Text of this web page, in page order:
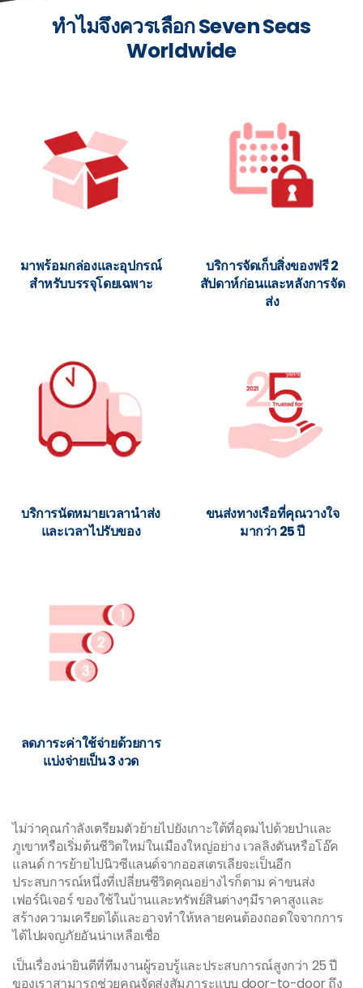
ทำไมจึงควรเลือก Seven Seas
Worldwide
มาพร้อมกล่องและอุปกรณ์
สำหรับบรรจุโดยเฉพาะ
บริการจัดเก็บสิ่งของฟรี 2
สัปดาห์ก่อนและหลังการจัด
ส่ง
บริการนัดหมายเวลานำส่ง
และเวลาไปรับของ
ขนส่งทางเรือที่คุณวางใจ
มากว่า 25 ปี
ลดภาระค่าใช้จ่ายด้วยการ
แบ่งจ่ายเป็น 3 งวด
ไม่ว่าคุณกำลังเตรียมตัวย้ายไปยังเกาะใต้ที่อุดมไปด้วยป่าและ
ภูเขาหรือเริ่มต้นชีวิตใหม่ในเมืองใหญ่อย่าง เวลลิงตันหรือโอ๊ค
แลนด์ การย้ายไปนิวซีแลนด์จากออสเตรเลียจะเป็นอีก
ประสบการณ์หนึ่งที่เปลี่ยนชีวิตคุณอย่างไรก็ตาม ค่าขนส่ง
เฟอร์นิเจอร์ ของใช้ในบ้านและทรัพย์สินต่างๆมีราคาสูงและ
สร้างความเครียดได้และอาจทำให้หลายคนต้องถอดใจจากการ
ได้ไปผจญภัยอันน่าเหลือเชื่อ
เป็นเรื่องน่ายินดีที่ทีมงานผู้รอบรู้และประสบการณ์สูงกว่า 25 ปี
ของเราสามารถช่วยคุณจัดส่งสัมภาระแบบ door-to-door ถึง